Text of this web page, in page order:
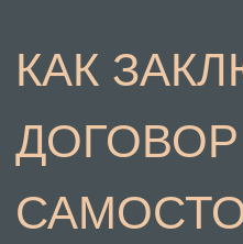
мы предлагаем